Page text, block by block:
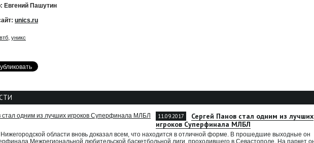
Евгений Пашутин
unics.ru
, уникс
11.09.2017
Сергей Панов стал одним из лучших
игроков Суперфинала МЛБЛ
области вновь доказал всем, что находится в отличной форме. В прошедшие выходные он
Межрегиональной любительской баскетбольной лиги, проходившего в Севастополе. На паркет